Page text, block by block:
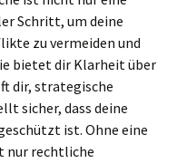
Schritt, um deine
zu vermeiden und
bietet dir Klarheit über
dir, strategische
sicher, dass deine
ist. Ohne eine
nur rechtliche